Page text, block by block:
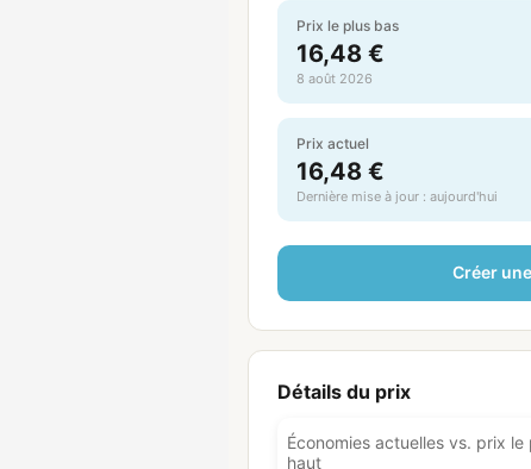
Prix le plus bas
16,48 €
8 août 2026
Prix actuel
16,48 €
Dernière mise à jour : aujourd'hui
Créer
Détails du prix
Économies actuelles vs. prix le
haut